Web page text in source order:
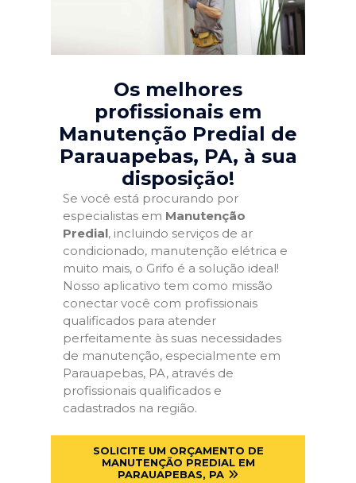
Os melhores
profissionais em
Manutenção Predial de
Parauapebas, PA, à sua
disposição!
Se você está procurando por
especialistas em Manutenção
Predial, incluindo serviços de ar
condicionado, manutenção elétrica e
muito mais, o Grifo é a solução ideal!
Nosso aplicativo tem como missão
conectar você com profissionais
qualificados para atender
perfeitamente às suas necessidades
de manutenção, especialmente em
Parauapebas, PA, através de
profissionais qualificados e
cadastrados na região.
SOLICITE UM ORÇAMENTO DE
MANUTENÇÃO PREDIAL EM
PARAUAPEBAS, PA